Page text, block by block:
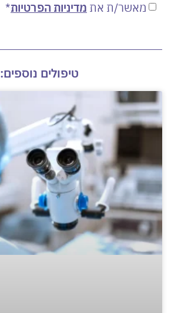
מאשר/ת את מדיניות הפרטיות*
טיפולים נוספים: